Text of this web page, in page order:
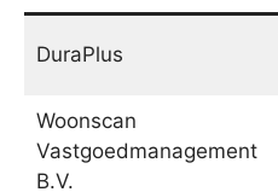
DuraPlus
Woonscan
Vastgoedmanagement
B.V.